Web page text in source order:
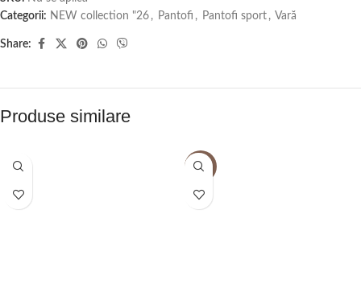
Categorii: NEW collection "26 , Pantofi , Pantofi sport , Vară
Share:
Produse similare
-7%